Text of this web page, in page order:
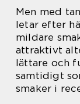
Men med
letar efter
mildare
attraktivt
lättare och
samtidigt
smaker i